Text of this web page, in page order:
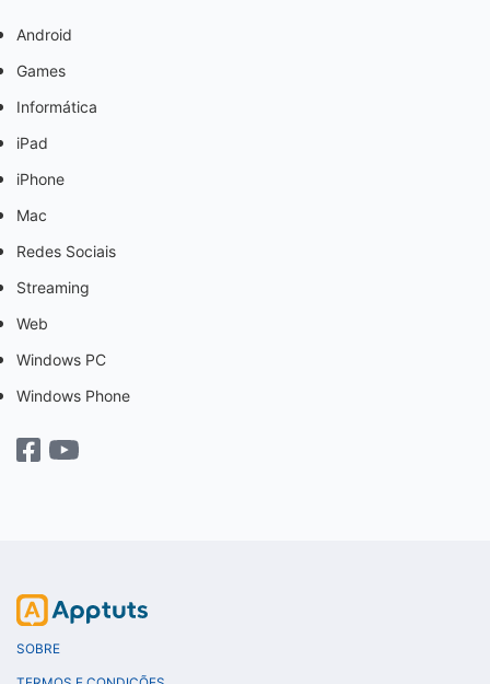
Android
Games
Informática
iPad
iPhone
Mac
Redes Sociais
Streaming
Web
Windows PC
Windows Phone
SOBRE